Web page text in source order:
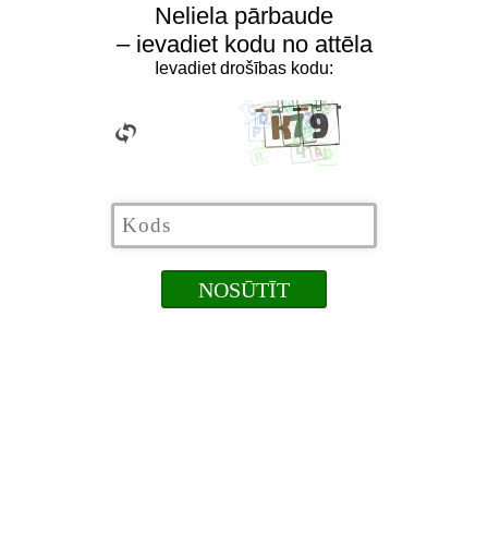
Neliela pārbaude
– ievadiet kodu no attēla
Ievadiet drošības kodu: